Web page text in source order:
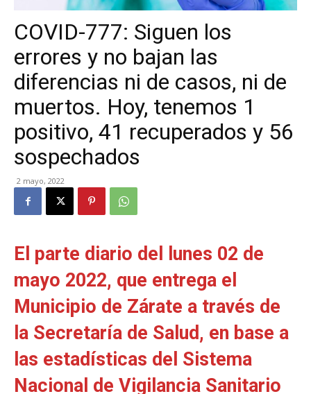
COVID-777: Siguen los
errores y no bajan las
diferencias ni de casos, ni de
muertos. Hoy, tenemos 1
positivo, 41 recuperados y 56
sospechados
2 mayo, 2022
El parte diario del lunes 02 de
mayo 2022, que entrega el
Municipio de Zárate a través de
la Secretaría de Salud, en base a
las estadísticas del Sistema
Nacional de Vigilancia Sanitario